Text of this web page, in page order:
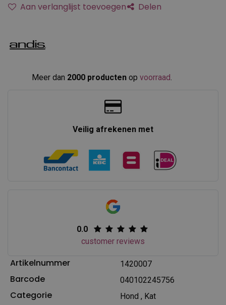
Aan verlanglijst toevoegen Delen
Meer dan 2000 producten op voorraad
Veilig afrekenen met
0.0
customer reviews
Artikelnummer 1420007
Barcode 040102245756
Categorie Hond , Kat